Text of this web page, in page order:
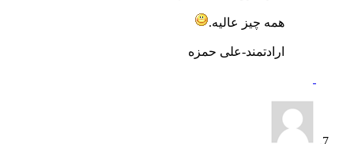
همه چیز عالیه.
ارادتمند-علی حمزه